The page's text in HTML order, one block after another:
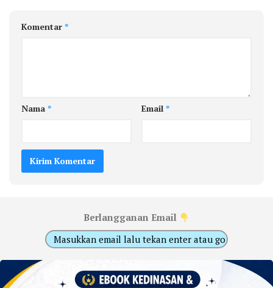
Komentar *
Nama * Email *
Berlangganan Email